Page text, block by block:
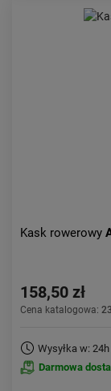
Kask rowerowy
158,50 zł
Cena katalogowa:
Wysyłka w: 24h
Darmowa